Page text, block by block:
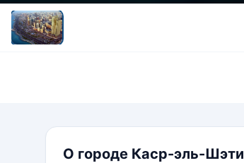
О городе Каср-эль-Шэти